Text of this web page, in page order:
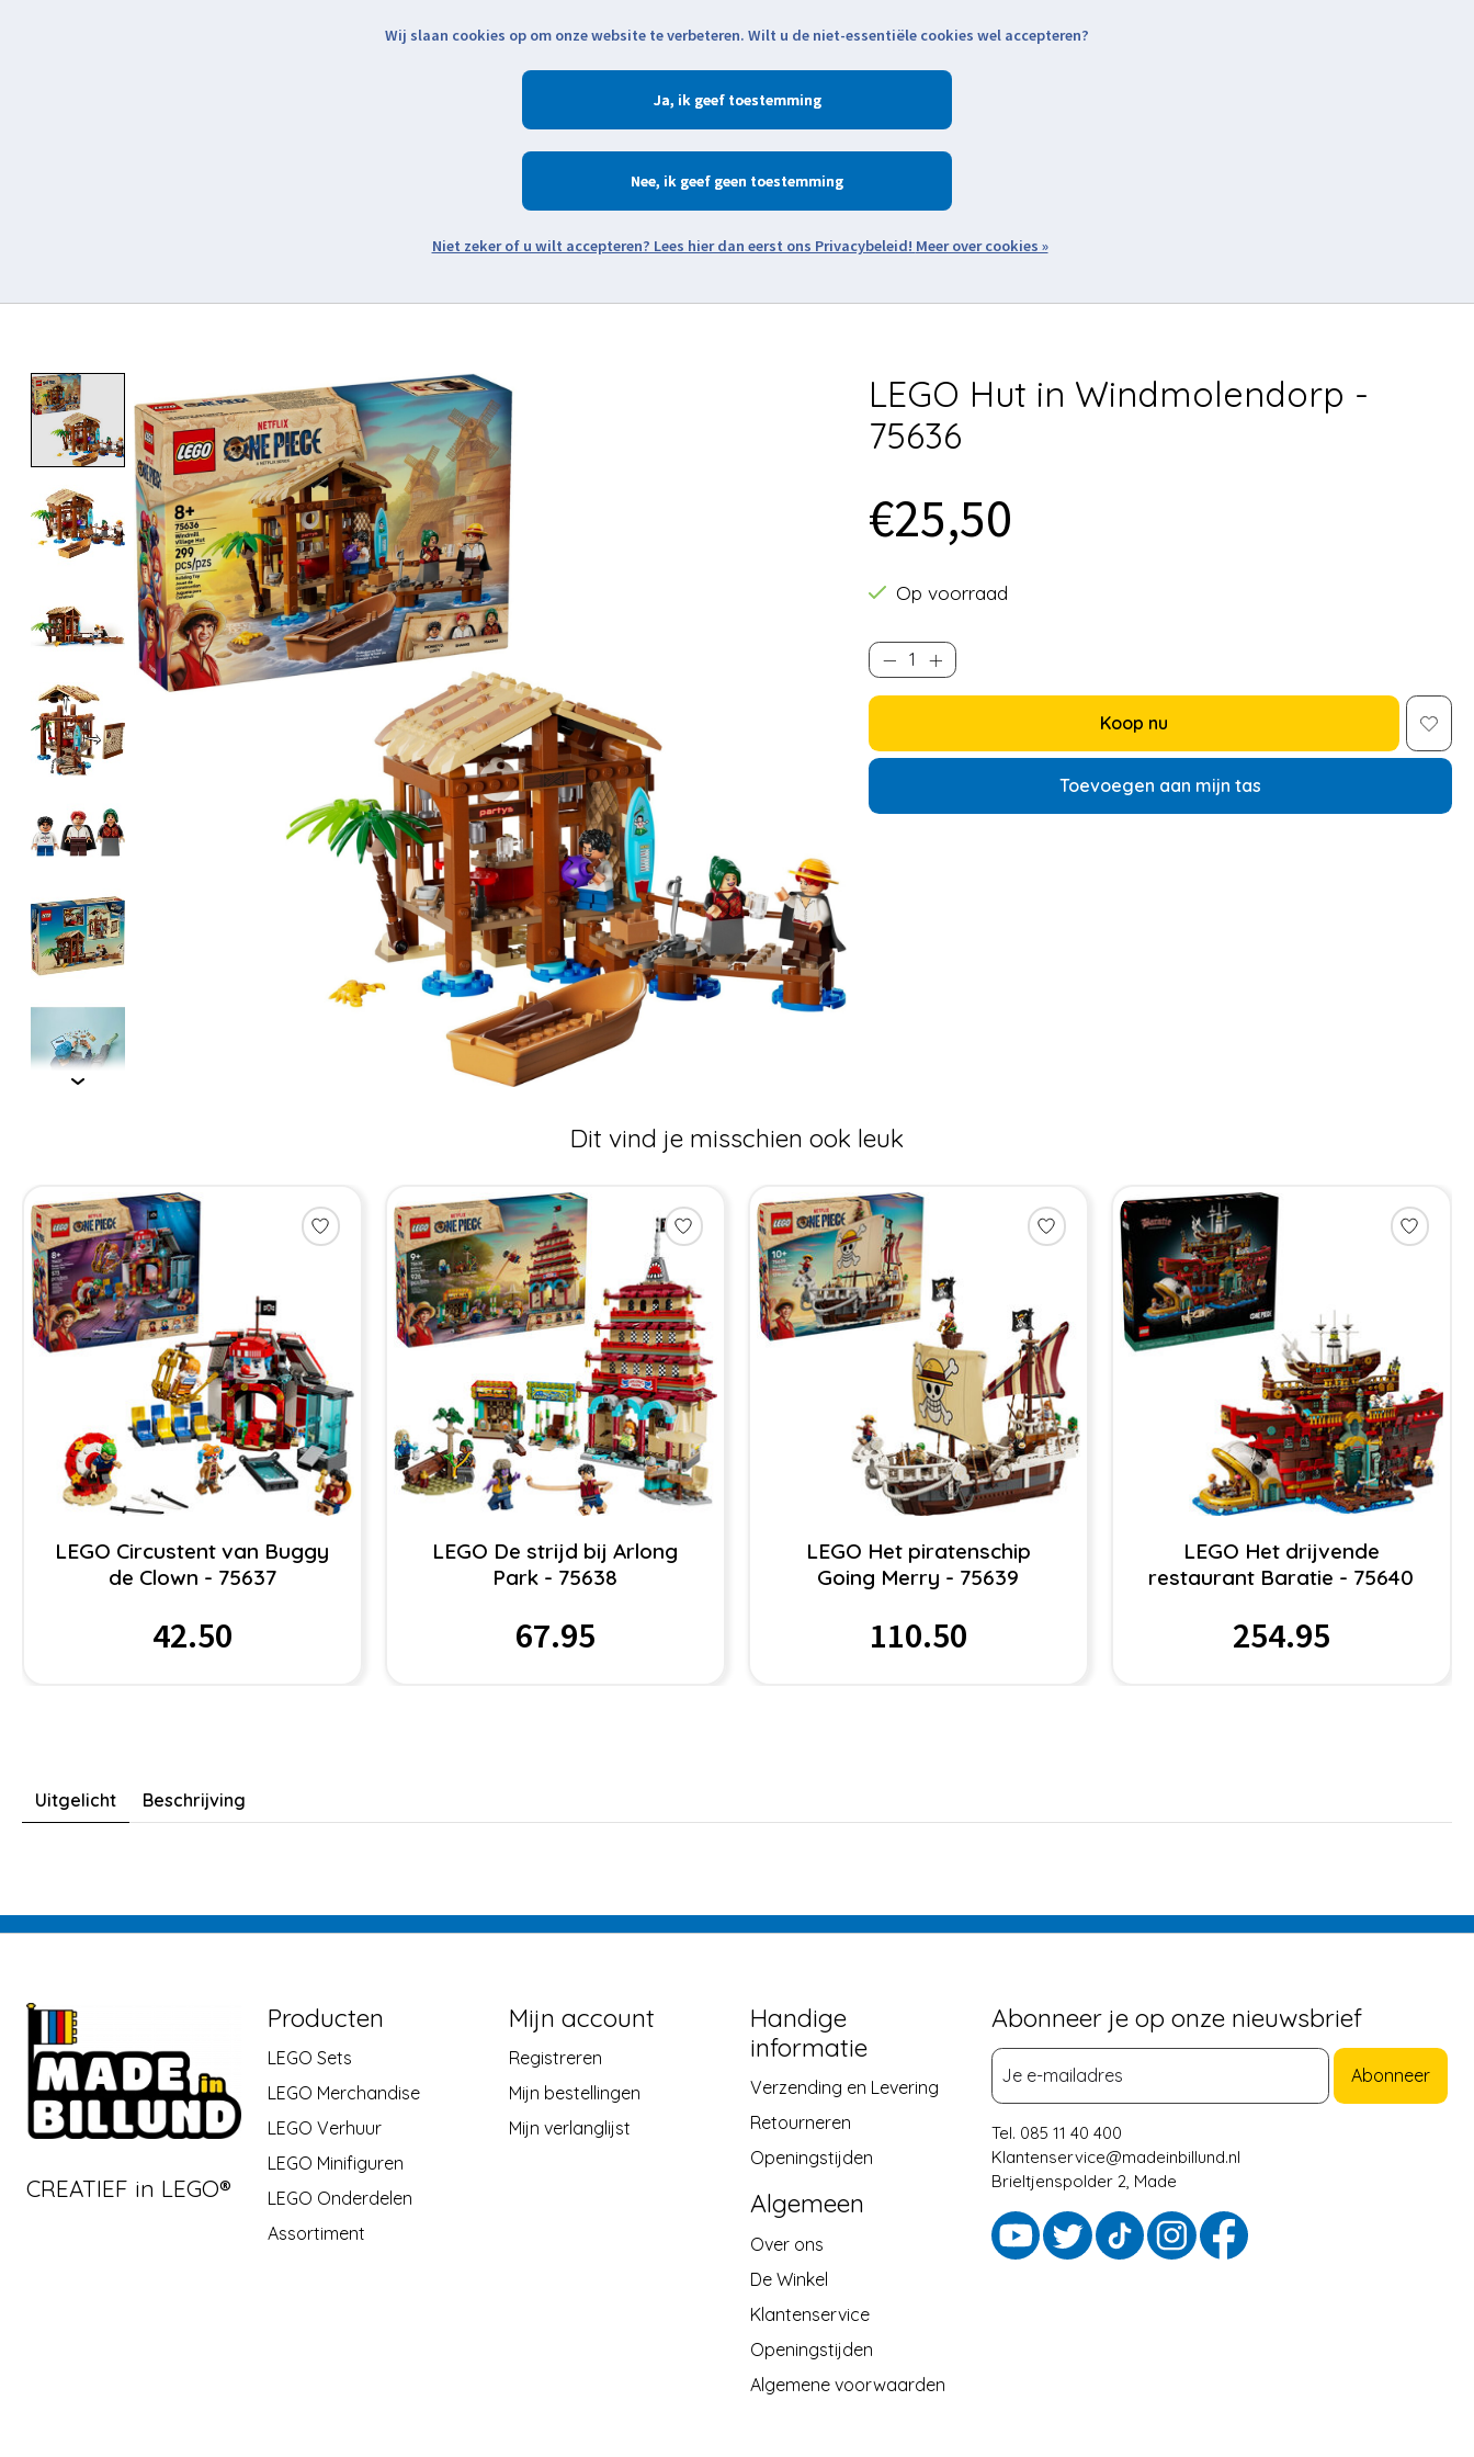
Zoeken
Product image slideshow Items
LEGO Hut in Windmolendorp -
75636
€25,50
Op voorraad
Koop nu
Toevoegen aan mijn tas
Dit vind je misschien ook leuk
Items van productcarrousel
LEGO Circustent van Buggy
de Clown - 75637
42.50
LEGO De strijd bij Arlong
Park - 75638
67.95
LEGO Het piratenschip
Going Merry - 75639
110.50
LEGO Het drijvende
restaurant Baratie - 75640
254.95
Uitgelicht Beschrijving
CREATIEF in LEGO®
Producten
LEGO Sets
LEGO Merchandise
LEGO Verhuur
LEGO Minifiguren
LEGO Onderdelen
Assortiment
Mijn account
Registreren
Mijn bestellingen
Mijn verlanglijst
Handige
informatie
Verzending en Levering
Retourneren
Openingstijden
Algemeen
Over ons
De Winkel
Klantenservice
Openingstijden
Algemene voorwaarden
Abonneer je op onze nieuwsbrief
Abonneer
Tel. 085 11 40 400
Klantenservice@madeinbillund.nl
Brieltjenspolder 2, Made
Wij slaan cookies op om onze website te verbeteren. Wilt u de niet-essentiële cookies wel accepteren?
Ja
Nee
Meer over cookies »